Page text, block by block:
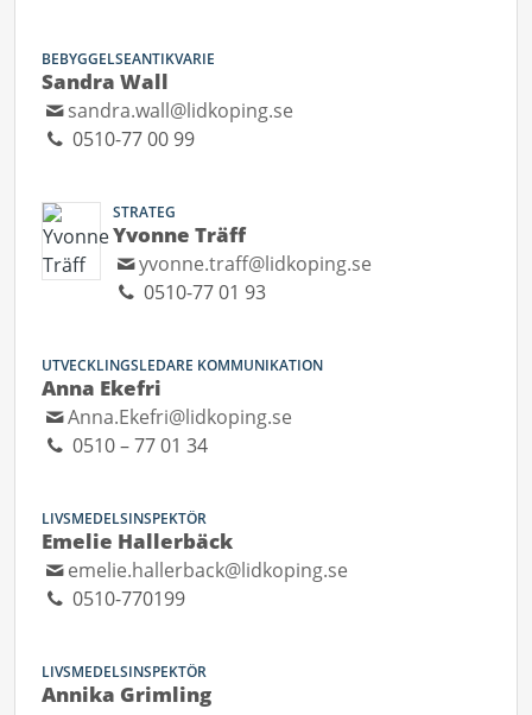
BEBYGGELSEANTIKVARIE
Sandra Wall
sandra.wall@lidkoping.se
0510-77 00 99
STRATEG
Yvonne Träff
yvonne.traff@lidkoping.se
0510-77 01 93
UTVECKLINGSLEDARE KOMMUNIKATION
Anna Ekefri
Anna.Ekefri@lidkoping.se
0510 – 77 01 34
LIVSMEDELSINSPEKTÖR
Emelie Hallerbäck
emelie.hallerback@lidkoping.se
0510-770199
LIVSMEDELSINSPEKTÖR
Annika Grimling